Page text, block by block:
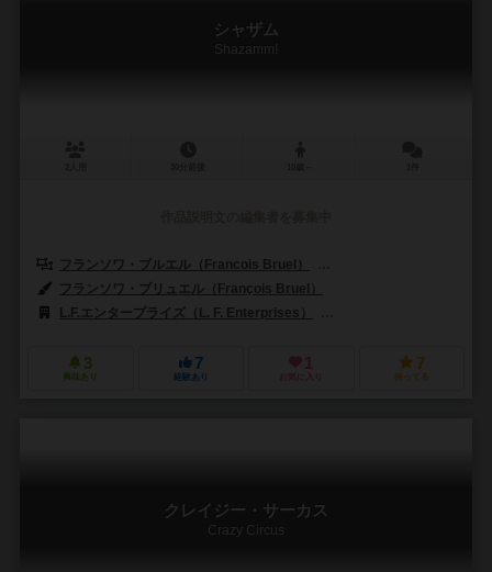
シャザム
Shazamm!
フランソワ・ブルエル（Francois Bruel）
フランソワ・ブリュエル（François Bruel）
L.F.エンタープライズ（L. F. Enterprises）
3
興味あり
7
経験あり
1
お気に入り
7
持ってる
クレイジー・サーカス
Crazy Circus